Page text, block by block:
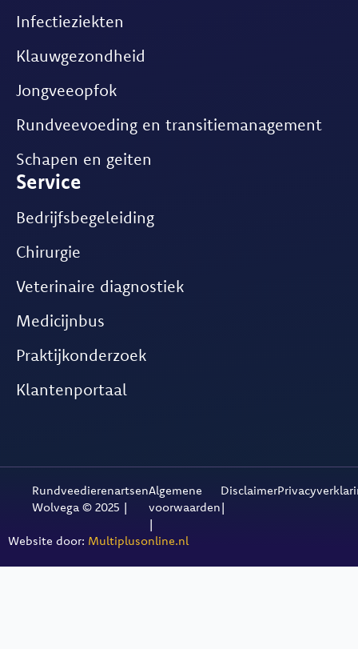
Infectieziekten
Klauwgezondheid
Jongveeopfok
Rundveevoeding en transitiemanagement
Schapen en geiten
Service
Bedrijfsbegeleiding
Chirurgie
Veterinaire diagnostiek
Medicijnbus
Praktijkonderzoek
Klantenportaal
Rundveedierenartsen
Wolvega © 2025 |
Algemene
voorwaarden
Disclaimer
Website door: Multiplusonline.nl